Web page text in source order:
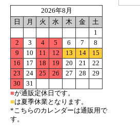
2026年8月
日
月 火 水 木 金
土
1
2
3 4 5 6 7
8
9
10 11 12 13 14
15
16
17 18 19 20 21
22
23
24 25 26 27 28
29
30
31
■が通販定休日です。
■は夏季休業となります。
*こちらのカレンダーは通販用で
す。